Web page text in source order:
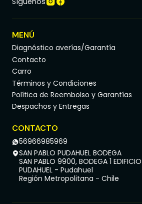
MENÚ
Diagnóstico averías/Garantía
Contacto
Carro
Términos y Condiciones
Política de Reembolso y Garantías
Despachos y Entregas
CONTACTO
56966985969
SAN PABLO PUDAHUEL BODEGA
SAN PABLO 9900, BODEGA 1
PUDAHUEL - Pudahuel
Región Metropolitana - Chile